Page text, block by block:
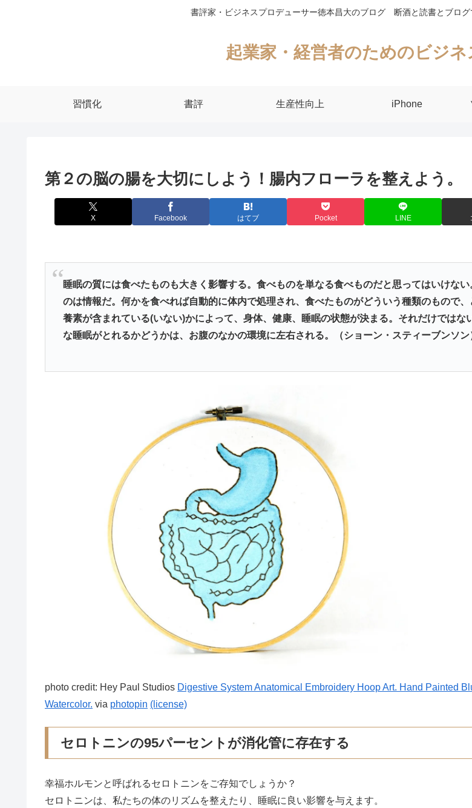
書評家・ビジネスプロデューサー徳本昌大のブログ 断酒と読書とブロ
起業家・経営者のためのビジネ
習慣化 書評 生産性向上 iPhone
第２の脳の腸を大切にしよう！腸内フローラを整えよう。
X Facebook はてブ Pocket LINE
睡眠の質には食べたものも大きく影響する。食べものを単なる食べものだと思ってはいけない
のは情報だ。何かを食べれば自動的に体内で処理され、食べたものがどういう種類のもので、
養素が含まれている(いない)かによって、身体、健康、睡眠の状態が決まる。それだけではな
な睡眠がとれるかどうかは、お腹のなかの環境に左右される。（ショーン・スティーブンソン
photo credit: Hey Paul Studios Digestive System Anatomical Embroidery Hoop Art. Hand Painted
Watercolor. via photopin (license)
セロトニンの95パーセントが消化管に存在する
幸福ホルモンと呼ばれるセロトニンをご存知でしょうか？
セロトニンは、私たちの体のリズムを整えたり、睡眠に良い影響を与えます。